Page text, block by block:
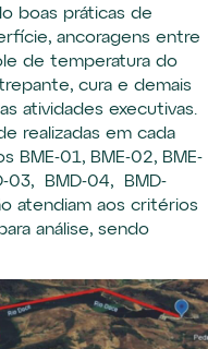
boas práticas de
ancoragens entre
de temperatura do
cura e demais
atividades executivas.
realizadas em cada
BME-01, BME-02, BME-
03, BMD-04, BMD-
atendiam aos critérios
análise, sendo